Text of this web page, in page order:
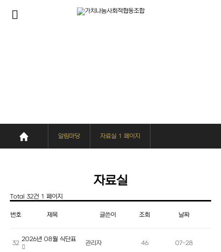
알림마당 자료실 1 페이지
자료실
Total 32건 1 페이지
번호 제목 글쓴이 조회 날짜
32
2026년 08월 식단표
관리자 46 07-28